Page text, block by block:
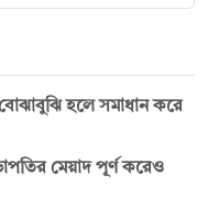
হলে সমাধান করে
মেয়াদ পূর্ণ করেও